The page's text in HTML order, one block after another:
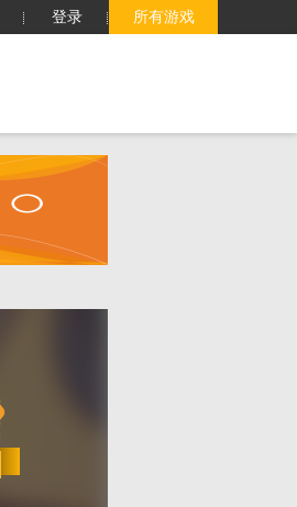
所有游戏
登录
搜索